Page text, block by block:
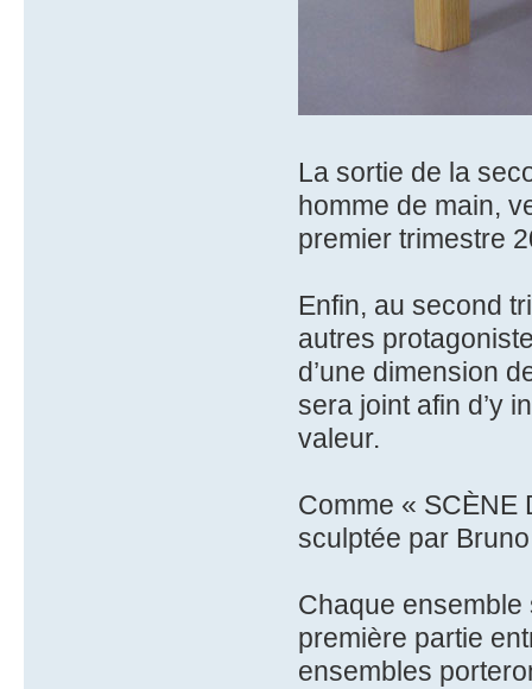
La sortie de la
homme de main,
premier trimestre
Enfin, au second
autres
d’une dimension
sera joint afin d’y
valeur.
Comme « SCÈNE
sculptée par
Chaque ensemble
première partie
ensembles